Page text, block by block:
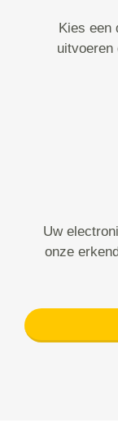
Kies een
uitvoeren
Uw
onze